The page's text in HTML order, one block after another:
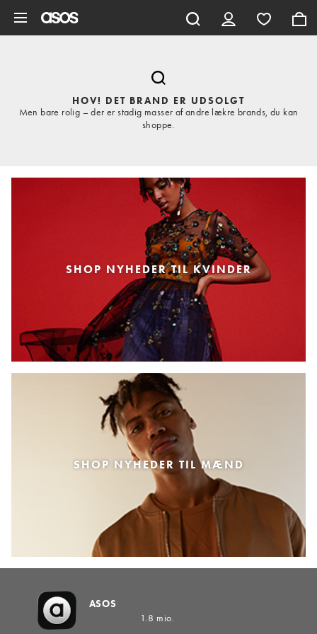
HOV! DET BRAND ER UDSOLGT
Men bare rolig – der er stadig masser af andre lækre brands, du kan
shoppe.
SHOP NYHEDER TIL KVINDER
SHOP NYHEDER TIL MÆND
ASOS
1.8 mio.